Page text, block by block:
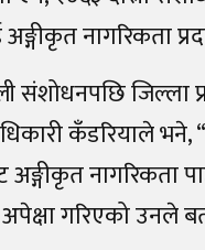
नागरिकता
संशोधनपछि जिल्ला
कँडरियाले भने,
नागरिकता
गरिएको उनले